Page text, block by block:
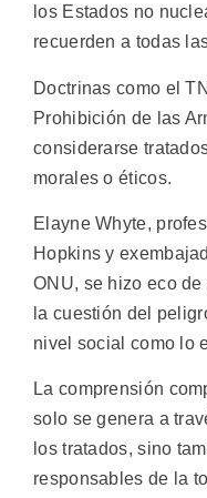
los Estados no
recuerden a todas
Doctrinas como el
Prohibición de las
considerarse
morales o éticos.
Elayne Whyte,
Hopkins y
ONU, se hizo eco
la cuestión del
nivel social como lo
La comprensión
solo se genera a
los tratados, sino
responsables de la